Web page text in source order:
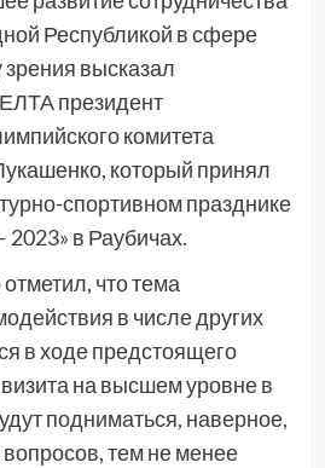
Республикой в сфере
зрения высказал
президент
комитета
который принял
спортивном празднике
в Раубичах.
что тема
в числе других
в ходе предстоящего
на высшем уровне в
подниматься, наверное,
тем не менее